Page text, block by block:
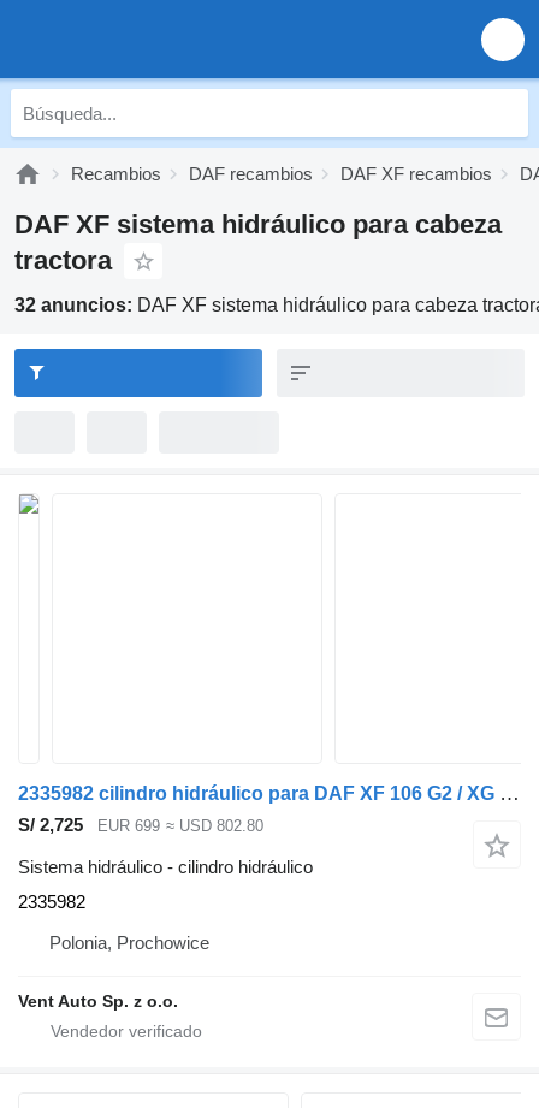
Recambios DAF recambios DAF XF recambios
DAF XF sistema hidráulico para cabeza
tractora
32 anuncios: DAF XF sistema hidráulico para cabeza
2335982 cilindro hidráulico para DAF XF 106 G2 / XG cabeza tractora
S/ 2,725 EUR 699 ≈ USD 802.80
Sistema hidráulico - cilindro hidráulico
2335982
Polonia, Prochowice
Vent Auto Sp. z o.o.